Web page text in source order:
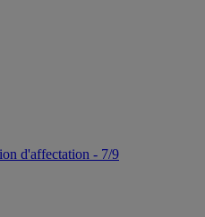
d'affectation - 7/9